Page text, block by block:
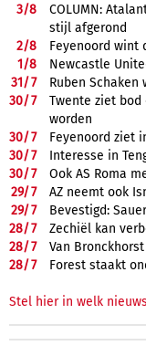
3/8
COLUMN:
stijl afgerond
2/8
Feyenoord wint
1/8
Newcastle
31/7
Ruben Schaken
30/7
Twente ziet bod
worden
30/7
Feyenoord ziet
30/7
Interesse in
30/7
Ook AS Roma
29/7
AZ neemt ook
29/7
Bevestigd:
28/7
Zechiël kan
28/7
Van
28/7 Forest staakt
Stel hier in welk